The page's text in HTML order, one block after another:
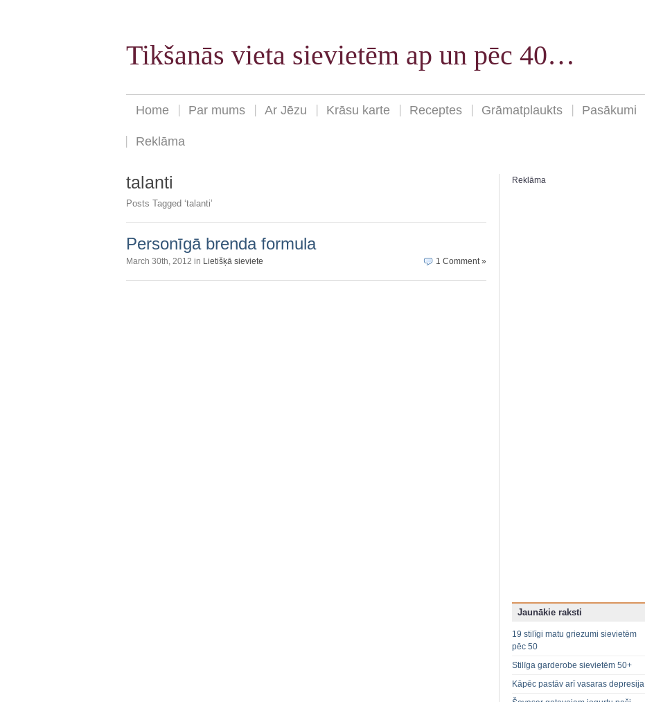
Tikšanās vieta sievietēm ap un pēc 40…
Home Par mums Ar Jēzu Krāsu karte Receptes Grāmatplaukts Pasākumi
Reklāma
talanti
Posts Tagged ‘talanti’
Personīgā brenda formula
March 30th, 2012 in Lietišķā sieviete 1 Comment »
Reklāma
Jaunākie raksti
19 stilīgi matu griezumi sievietēm
pēc 50
Stilīga garderobe sievietēm 50+
Kāpēc pastāv arī vasaras depresija